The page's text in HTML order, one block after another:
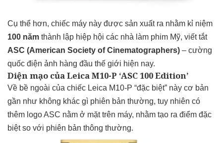
Cụ thể hơn, chiếc máy này được sản xuất ra nhằm kỉ niệm
100 năm thành lập hiệp hội các nhà làm phim Mỹ, viết tắt
ASC (American Society of Cinematographers) – cường
quốc điện ảnh hàng đầu thế giới hiện nay.
Diện mạo của Leica M10-P ‘ASC 100 Edition’
Về bề ngoài của chiếc Leica M10-P “đặc biệt” này cơ bản
gần như không khác gì phiên bản thường, tuy nhiên có
thêm logo ASC nằm ở mặt trên máy, nhằm tạo ra điểm đặc
biệt so với phiên bản thông thường.